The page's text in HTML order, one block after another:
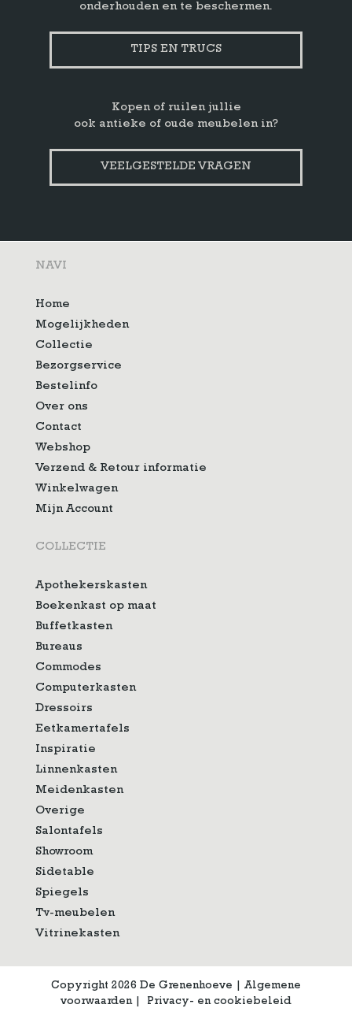
onderhouden en te beschermen.
TIPS EN TRUCS
Kopen of ruilen jullie
ook antieke of oude meubelen in?
VEELGESTELDE VRAGEN
NAVI
Home
Mogelijkheden
Collectie
Bezorgservice
Bestelinfo
Over ons
Contact
Webshop
Verzend & Retour informatie
Winkelwagen
Mijn Account
COLLECTIE
Apothekerskasten
Boekenkast op maat
Buffetkasten
Bureaus
Commodes
Computerkasten
Dressoirs
Eetkamertafels
Inspiratie
Linnenkasten
Meidenkasten
Overige
Salontafels
Showroom
Sidetable
Spiegels
Tv-meubelen
Vitrinekasten
Copyright 2026 De Grenenhoeve
Algemene
voorwaarden| Privacy- en cookiebeleid